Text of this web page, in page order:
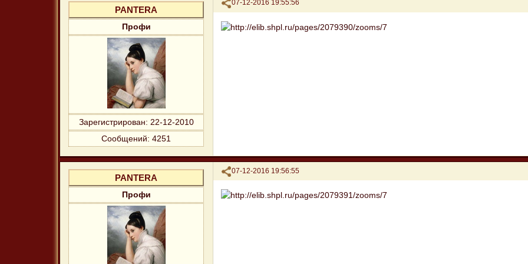
Поделиться
07-12-2016 19:55:56
PANTERA
Профи
Зарегистрирован: 22-12-2010
Сообщений: 4251
Поделиться
07-12-2016 19:56:55
PANTERA
Профи